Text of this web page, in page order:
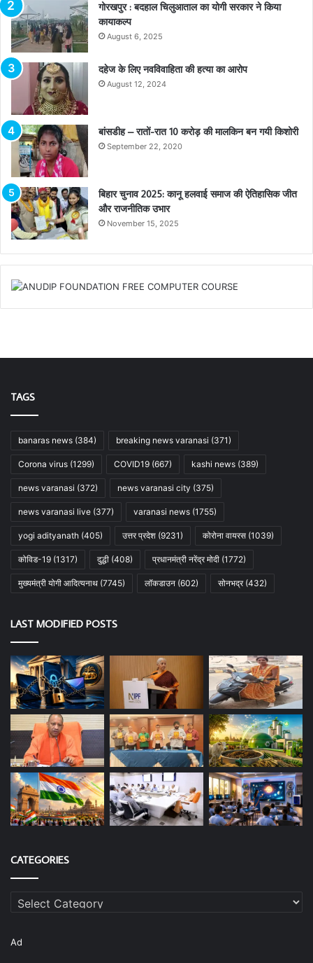
गोरखपुर : बदहाल चिलुआताल का योगी सरकार ने किया
कायाकल्प
August 6, 2025
दहेज के लिए नवविवाहिता की हत्या का आरोप
August 12, 2024
बांसडीह – रातों-रात 10 करोड़ की मालकिन बन गयी किशोरी
September 22, 2020
बिहार चुनाव 2025: कानू हलवाई समाज की ऐतिहासिक जीत
और राजनीतिक उभार
November 15, 2025
TAGS
banaras news (384) breaking news varanasi (371)
Corona virus (1299) COVID19 (667) kashi news (389)
news varanasi (372) news varanasi city (375)
news varanasi live (377) varanasi news (1755)
yogi adityanath (405) उत्तर प्रदेश (9231) कोरोना वायरस (1039)
कोविड-19 (1317) दुद्धी (408) प्रधानमंत्री नरेंद्र मोदी (1772)
मुख्यमंत्री योगी आदित्यनाथ (7745) लॉकडाउन (602) सोनभद्र(432)
LAST MODIFIED POSTS
CATEGORIES
Categories
Ad